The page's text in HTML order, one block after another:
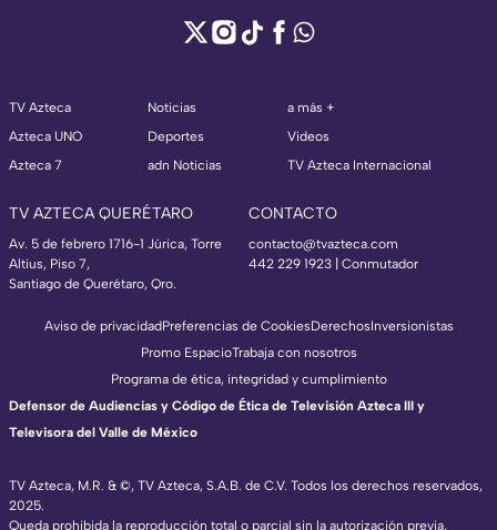
TV Azteca
Azteca UNO
Azteca 7
Noticias
Deportes
adn Noticias
a más +
Videos
TV Azteca Internacional
TV AZTECA QUERÉTARO
Av. 5 de febrero 1716-1 Júrica, Torre
Altius, Piso 7,
Santiago de Querétaro, Qro.
CONTACTO
contacto@tvazteca.com
442 229 1923 | Conmutador
TV Azteca, M.R. & ©, TV Azteca, S.A.B. de C.V. Todos los derechos reservados,
2025.
Queda prohibida la reproducción total o parcial sin la autorización previa,
Aviso de privacidadPreferencias de CookiesDerechosInversionistas
Promo EspacioTrabaja con nosotros
Programa de ética, integridad y cumplimiento
Defensor de Audiencias y Código de Ética de Televisión Azteca III y
Televisora del Valle de México